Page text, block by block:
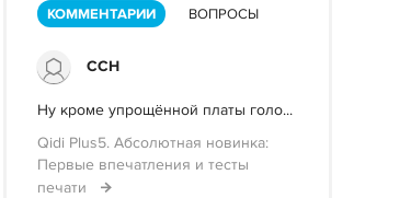
КОММЕНТАРИИ ВОПРОСЫ
ССН
Ну кроме упрощённой платы голо...
Qidi Plus5. Абсолютная новинка:
Первые впечатления и тесты
печати